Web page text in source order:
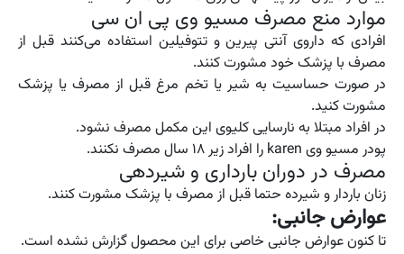
موارد منع مصرف مسیو وی پی ان سی
افرادی که داروی آنتی پیرین و تتوفیلین استفاده می‌کنند قبل از
مصرف با پزشک خود مشورت کنند.
در صورت حساسیت به شیر یا تخم مرغ قبل از مصرف یا پزشک
مشورت کنید.
در افراد مبتلا به نارسایی كلیوی این مكمل مصرف نشود.
پودر مسیو وی karen را افراد زیر ۱۸ سال مصرف نکنند.
مصرف در دوران بارداری و شیردهی
زنان باردار و شیرده حتما قبل از مصرف با پزشک مشورت کنند.
عوارض جانبی:
تا کنون عوارض جانبی خاصی برای این محصول گزارش نشده است.